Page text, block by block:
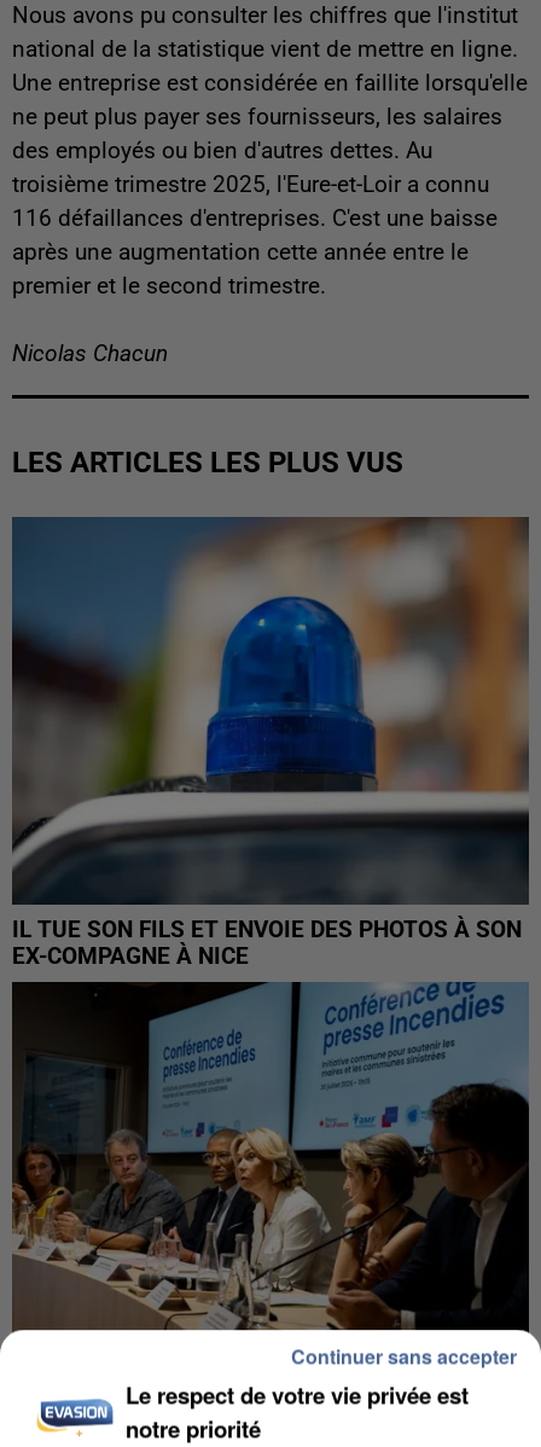
Nous avons pu consulter les chiffres que l'institut
national de la statistique vient de mettre en ligne.
Une entreprise est considérée en faillite lorsqu'elle
ne peut plus payer ses fournisseurs, les salaires
des employés ou bien d'autres dettes. Au
troisième trimestre 2025, l'Eure-et-Loir a connu
116 défaillances d'entreprises. C'est une baisse
après une augmentation cette année entre le
premier et le second trimestre.
Nicolas Chacun
LES ARTICLES LES PLUS VUS
IL TUE SON FILS ET ENVOIE DES PHOTOS À SON
EX-COMPAGNE À NICE
INCENDIES : L’ÎLE-DE-FRANCE LANCE UN ÉLAN
DE SOLIDARITÉ AVEC LES...
Le respect de votre vie privée est
notre priorité
Continuer sans accepter